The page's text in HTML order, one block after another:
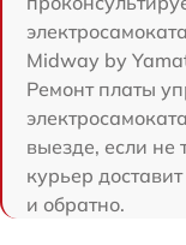
Midway by
Ремонт платы
выезде, если не
курьер
и обратно.